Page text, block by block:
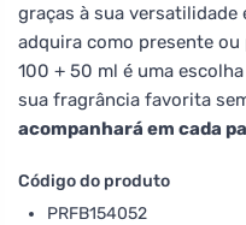
graças à sua versatilidade
adquira como presente
100 + 50 ml é uma
sua fragrância favorita
acompanhará em cada
Código do produto
PRFB154052